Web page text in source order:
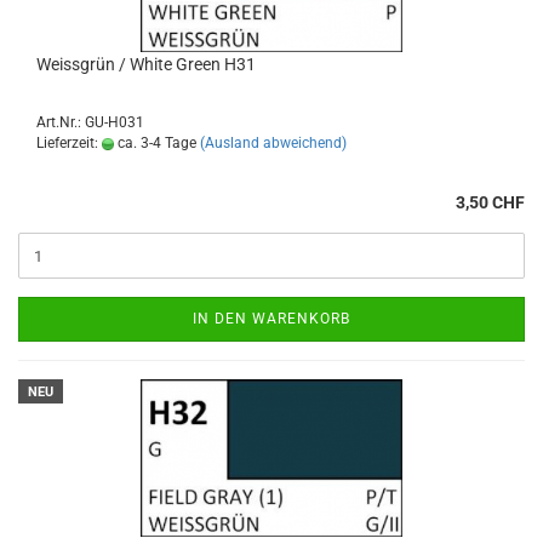
Weissgrün / White Green H31
Art.Nr.: GU-H031
Lieferzeit:
ca. 3-4 Tage (Ausland abweichend)
3,50 CHF
IN DEN WARENKORB
NEU